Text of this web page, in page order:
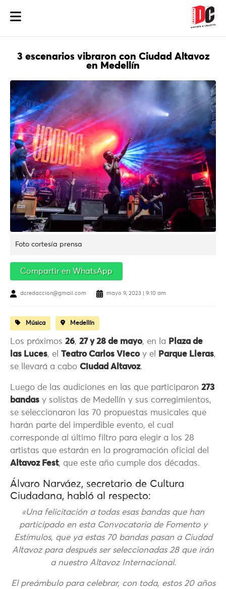
3 escenarios vibraron con Ciudad Altavoz
en Medellín
Foto cortesía prensa
Compartir en WhatsApp
dcredaccion@gmail.com mayo 9, 2023 | 9:10 am
Música Medellín
Los próximos 26, 27 y 28 de mayo, en la Plaza de
las Luces, el Teatro Carlos Viecoy el Parque Lleras,
se llevará a cabo Ciudad Altavoz.
Luego de las audiciones en las que participaron 273
bandas y solistas de Medellín y sus corregimientos,
se seleccionaron las 70 propuestas musicales que
harán parte del imperdible evento, el cual
corresponde al último filtro para elegir a los 28
artistas que estarán en la programación oficial del
Altavoz Fest, que este año cumple dos décadas.
Álvaro Narváez, secretario de Cultura
Ciudadana, habló al respecto:
«Una felicitación a todas esas bandas que han
participado en esta Convocatoria de Fomento y
Estímulos, que ya estas 70 bandas pasan a Ciudad
Altavoz para después ser seleccionadas 28 que irán
a nuestro Altavoz Internacional.
El preámbulo para celebrar, con toda, estos 20 años